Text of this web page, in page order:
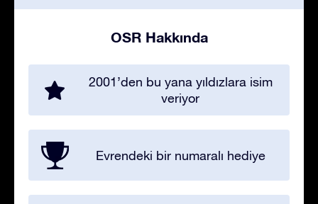
OSR Hakkında
2001’den bu yana yıldızlara isim
veriyor
Evrendeki bir numaralı hediye